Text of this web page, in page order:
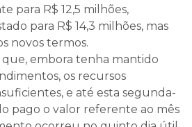
para R$ 12,5 milhões,
para R$ 14,3 milhões, mas
novos termos.
embora tenha mantido
os recursos
e até esta segunda-
pago o valor referente ao mês